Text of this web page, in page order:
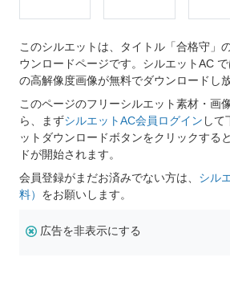
このシルエットは、タイトル「合格守」
ウンロードページです。シルエットAC
の高解像度画像が無料でダウンロードし放
このページのフリーシルエット素材・画
ら、まずシルエットAC会員ログイン して
ットダウンロードボタンをクリックする
ドが開始されます。
会員登録がまだお済みでない方は、 シル
料） をお願いします。
広告を非表示にする